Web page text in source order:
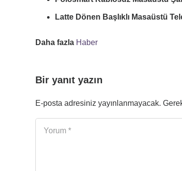
Latte Dönen Başlıklı Masaüstü
Daha fazla Haber
Bir yanıt yazın
E-posta adresiniz yayınlanmayacak.